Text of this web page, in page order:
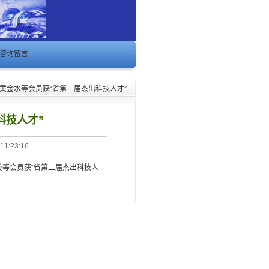
咨询留言
金水等会员获“省第二届杰出科技人才”
技人才”
会员获“省第二届杰出科技人